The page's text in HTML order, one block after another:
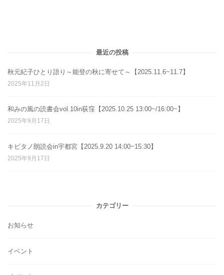
最近の投稿
秋元紀子ひとり語り～能登の秋に寄せて～【2025.11.6~11.7】
2025年11月2日
和みの風の読書会vol.10in荻窪【2025.10.25 13:00~/16:00~】
2025年9月17日
キビタノ朗読会in宇都宮【2025.9.20 14:00~15:30】
2025年9月17日
カテゴリー
お知らせ
イベント